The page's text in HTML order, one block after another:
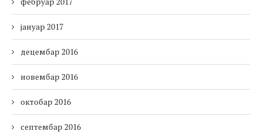
јануар 2017
децембар 2016
новембар 2016
октобар 2016
септембар 2016